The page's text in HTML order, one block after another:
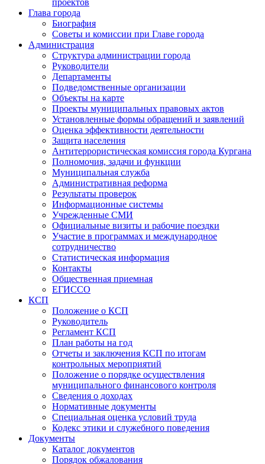
проектов
Глава города
Биография
Советы и комиссии при Главе города
Администрация
Структура администрации города
Руководители
Департаменты
Подведомственные организации
Объекты на карте
Проекты муниципальных правовых актов
Установленные формы обращений и заявлений
Оценка эффективности деятельности
Защита населения
Антитеррористическая комиссия города Кургана
Полномочия, задачи и функции
Муниципальная служба
Административная реформа
Результаты проверок
Информационные системы
Учрежденные СМИ
Официальные визиты и рабочие поездки
Участие в программах и международное
сотрудничество
Статистическая информация
Контакты
Общественная приемная
ЕГИССО
КСП
Положение о КСП
Руководитель
Регламент КСП
План работы на год
Отчеты и заключения КСП по итогам
контрольных мероприятий
Положение о порядке осуществления
муниципального финансового контроля
Сведения о доходах
Нормативные документы
Специальная оценка условий труда
Кодекс этики и служебного поведения
Документы
Каталог документов
Порядок обжалования